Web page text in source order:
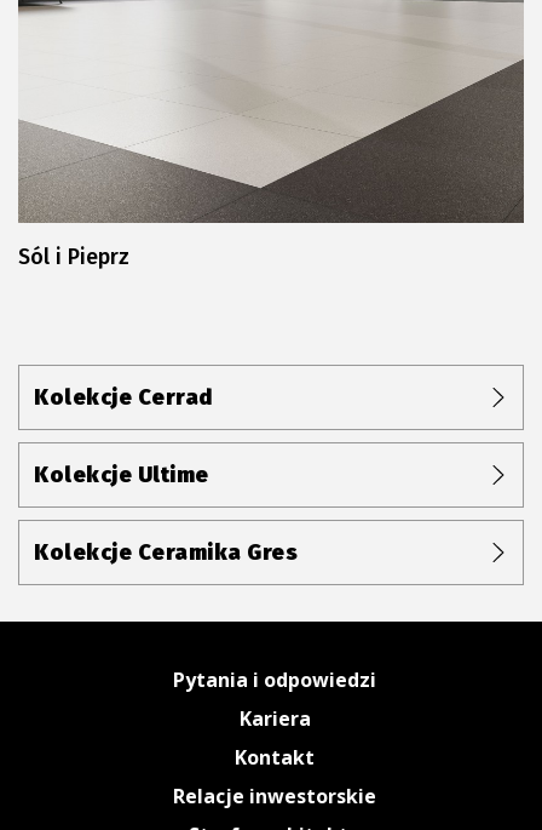
Sól i Pieprz
Kolekcje Cerrad
Kolekcje Ultime
Kolekcje Ceramika Gres
Pytania i odpowiedzi
Kariera
Kontakt
Relacje inwestorskie